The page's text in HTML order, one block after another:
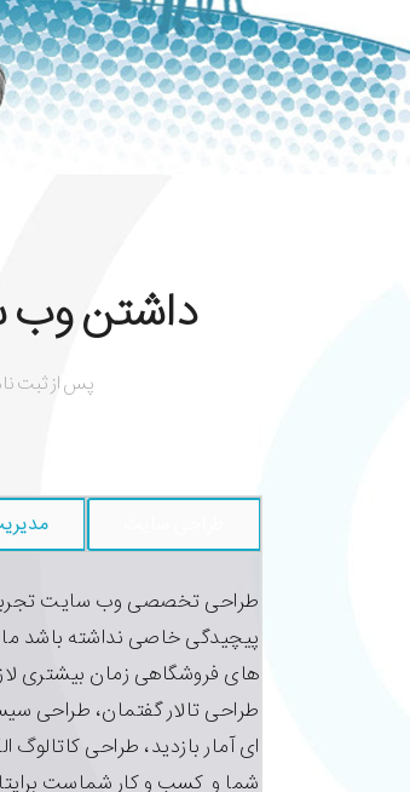
داشتن
پیچیدگی خاصی نداشته باشد
های فروشگاهی زمان بیشتری
طراحی تالار گفتمان، طراحی